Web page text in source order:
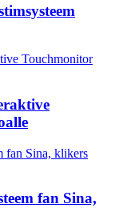
fan Sina,